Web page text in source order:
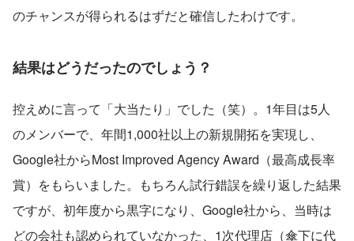
のチャンスが得られるはずだと確信したわけです。
結果はどうだったのでしょう？
控えめに言って「大当たり」でした（笑）。1年目は5人
のメンバーで、年間1,000社以上の新規開拓を実現し、
Google社からMost Improved Agency Award（最高成長率
賞）をもらいました。もちろん試行錯誤を繰り返した結果
ですが、初年度から黒字になり、Google社から、当時は
どの会社も認められていなかった、1次代理店（傘下に代